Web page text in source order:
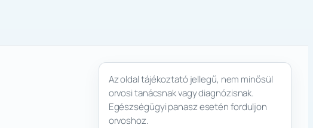
Az oldal tájékoztató jellegű, nem minősül
orvosi tanácsnak vagy diagnózisnak.
Egészségügyi panasz esetén forduljon
orvoshoz.